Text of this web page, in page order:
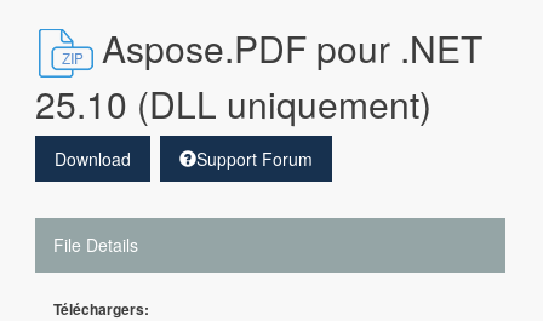
Aspose.PDF pour .NET
25.10 (DLL uniquement)
Download Support Forum
File Details
Téléchargers: